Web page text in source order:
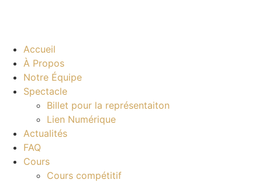
Accueil
À Propos
Notre Équipe
Spectacle
Billet pour la représentaiton
Lien Numérique
Actualités
FAQ
Cours
Cours compétitif